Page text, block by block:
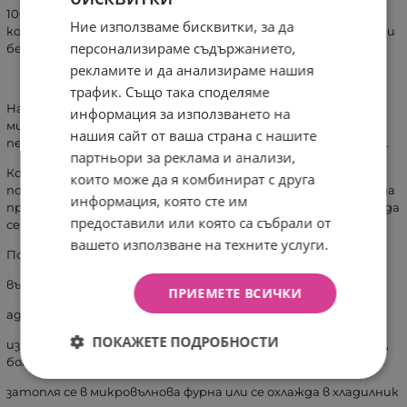
100% натурален продукт възглавниците с черешови
костилки, са направени от почистени черешови костилки
без използване на химикали!
Начин на употреба: загрейте възглавничката за 1 мин в
микровълнова фурна на 600W или за 10-15 мин в готварска
печка на 150 градуса. Или охладете за 20-60 мин във фризер.
Костилките абсорбират топлината и я освобождават
постепенно в продължение на повече от половин час без да
причиняват опарване или изгаряне. Възглавницата може да
се сложи във фризера и да се използва за охлаждане
Почистване: ръчно пране до 40 градуса.
възглавница против колики
адаптира се към формата на тялото
използва се при стомашни спазми и колики при бебетата,
болки в гърба, главоболие, студени крака и много други
затопля се в микровълнова фурна или се охлажда в хладилник
Ние използваме бисквитки, за да
персонализираме съдържанието,
рекламите и да анализираме нашия
трафик. Също така споделяме
информация за използването на
нашия сайт от ваша страна с нашите
партньори за реклама и анализи,
които може да я комбинират с друга
информация, която сте им
предоставили или която са събрали от
вашето използване на техните услуги.
ПРИЕМЕТЕ ВСИЧКИ
ПОКАЖЕТЕ ПОДРОБНОСТИ